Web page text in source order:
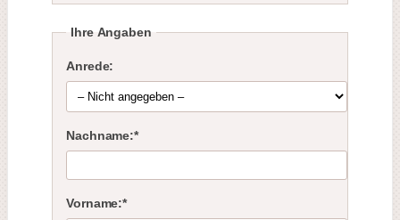
Ihre Angaben
Anrede:
Nachname:*
Vorname:*